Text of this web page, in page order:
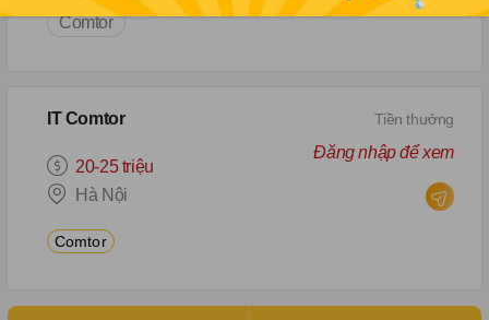
Comtor
IT Comtor
20-25 triệu
Hà Nội
Comtor
Tiền thưởng
Đăng nhập để xem